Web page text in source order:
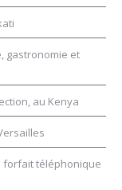
gastronomie et
au Kenya
forfait téléphonique